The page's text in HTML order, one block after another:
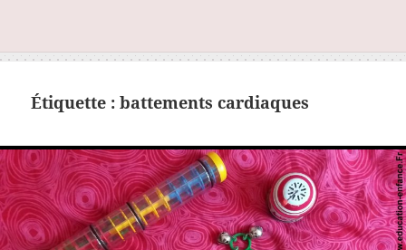
Étiquette :battements cardiaques